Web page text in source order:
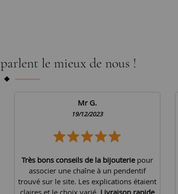
le mieux de nous !
Mr G.
19/12/2023
Très bons conseils de la bijouteriepour
associer une chaîne à un pendentif
trouvé sur le site. Les explications étaient
claires et le choix varié. Livraison rapide